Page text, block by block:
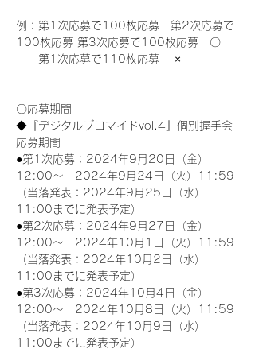
例：第1次応募で100枚応募　第2次応募で
100枚応募 第3次応募で100枚応募　〇
第1次応募で110枚応募　 ×
〇応募期間
◆『デジタルブロマイドvol.4』個別握手会
応募期間
●第1次応募：2024年9月20日（金）
12:00～　2024年9月24日（火）11:59
（当落発表：2024年9月25日（水）
11:00までに発表予定）
●第2次応募：2024年9月27日（金）
12:00～　2024年10月1日（火）11:59
（当落発表：2024年10月2日（水）
11:00までに発表予定）
●第3次応募：2024年10月4日（金）
12:00～　2024年10月8日（火）11:59
（当落発表：2024年10月9日（水）
11:00までに発表予定）